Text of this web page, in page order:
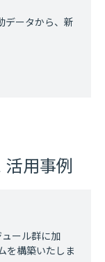
データから、新
用事例
ール群に加
を構築いたしま